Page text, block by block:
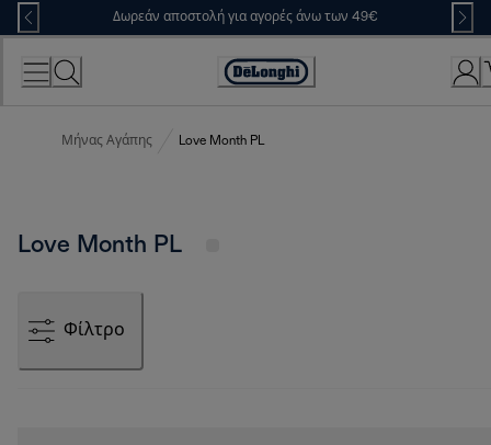
Skip
to
Content
Δωρεάν αποστολή για αγορές άνω των 49€
Accessibility
Μήνας Αγάπης Love Month PL
Love Month PL
Φίλτρο